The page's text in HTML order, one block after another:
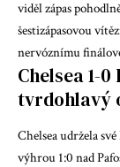
viděl zápas
šestizápasovou
nervóznímu
Chelsea 1-
tvrdohlavý
Chelsea udržela své
výhrou 1:0 nad